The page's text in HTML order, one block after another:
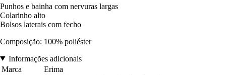
Punhos e bainha com nervuras largas
Colarinho alto
Bolsos laterais com fecho
Composição: 100% poliéster
Informações adicionais
Marca
Erima